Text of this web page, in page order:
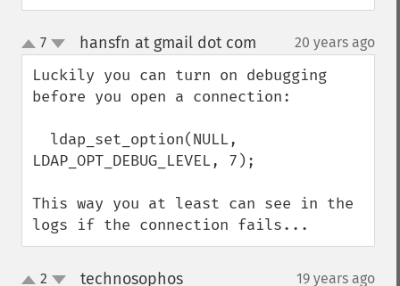
up
down
7 hansfn at gmail dot com 20 years ago
Luckily you can turn on debugging
before you open a connection:
LDAP_OPT_DEBUG_LEVEL, 7);
This way you at least can see in the
logs if the connection fails...
2 technosophos¶ 19 years ago